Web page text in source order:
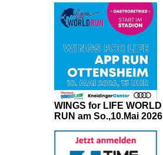
WINGS for LIFE WORLD
RUN am So.,10.Mai 2026